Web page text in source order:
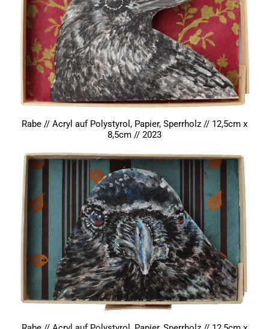
Rabe // Acryl auf Polystyrol, Papier, Sperrholz // 12,5cm x
8,5cm // 2023